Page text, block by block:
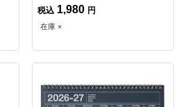
principessa
税込 1,980 円
在庫 ×